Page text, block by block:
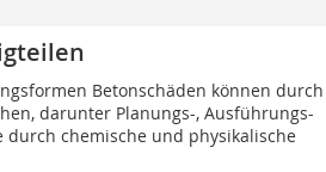
Betonschäden können durch
darunter Planungs-, Ausführungs-
chemische und physikalische